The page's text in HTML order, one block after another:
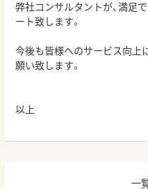
弊社コンサルタントが、満足
ート致します。
今後も皆様へのサービス向上
願い致します。
以上
一